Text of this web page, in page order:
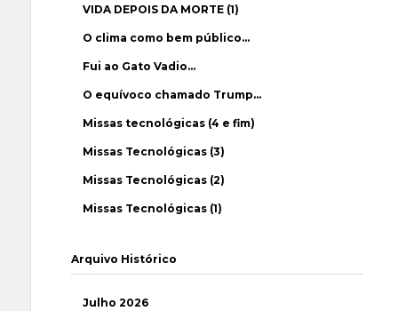
VIDA DEPOIS DA MORTE (1)
O clima como bem público…
Fui ao Gato Vadio…
O equívoco chamado Trump…
Missas tecnológicas (4 e fim)
Missas Tecnológicas (3)
Missas Tecnológicas (2)
Missas Tecnológicas (1)
Arquivo Histórico
Julho 2026